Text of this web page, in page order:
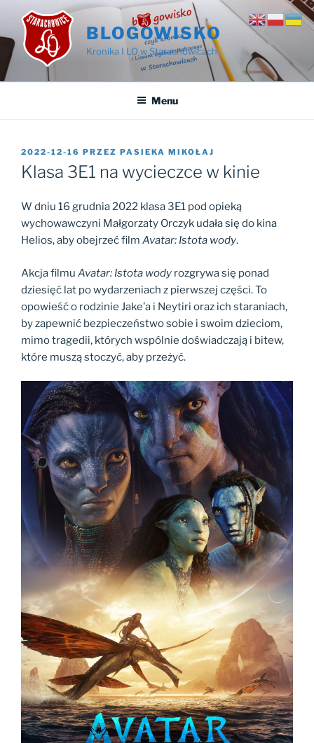
Przejdź
treści
BLOGOWISKO
Kronika I LO w Starachowicach
Menu
OPUBLIKOWANE
W
2022-12-16 PRZEZ PASIEKA MIKOŁAJ
Klasa 3E1 na wycieczce w kinie
W dniu 16 grudnia 2022 klasa 3E1 pod opieką
wychowawczyni Małgorzaty Orczyk udała się do kina
Helios, aby obejrzeć film Avatar: Istota wody.
Akcja filmu Avatar: Istota wody rozgrywa się ponad
dziesięć lat po wydarzeniach z pierwszej części. To
opowieść o rodzinie Jake’a i Neytiri oraz ich staraniach,
by zapewnić bezpieczeństwo sobie i swoim dzieciom,
mimo tragedii, których wspólnie doświadczają i bitew,
które muszą stoczyć, aby przeżyć.